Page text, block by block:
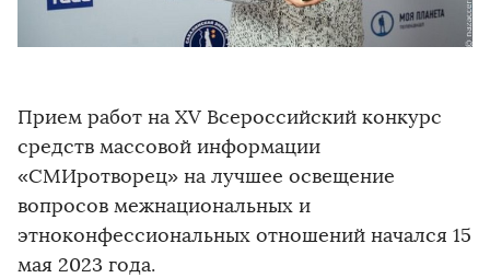
Прием работ на ХV Всероссийский конкурс
средств массовой информации
«СМИротворец» на лучшее освещение
вопросов межнациональных и
этноконфессиональных отношений начался 15
мая 2023 года.